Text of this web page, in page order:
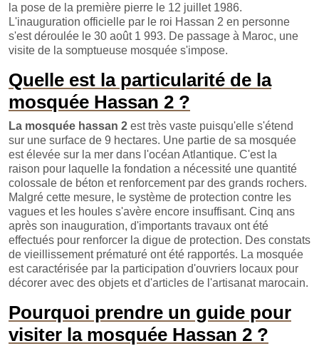
la pose de la première pierre le 12 juillet 1986.
L'inauguration officielle par le roi Hassan 2 en personne
s'est déroulée le 30 août 1 993. De passage à Maroc, une
visite de la somptueuse mosquée s'impose.
Quelle est la particularité de la
mosquée Hassan 2 ?
La mosquée hassan 2 est très vaste puisqu'elle s'étend
sur une surface de 9 hectares. Une partie de sa mosquée
est élevée sur la mer dans l'océan Atlantique. C'est la
raison pour laquelle la fondation a nécessité une quantité
colossale de béton et renforcement par des grands rochers.
Malgré cette mesure, le système de protection contre les
vagues et les houles s'avère encore insuffisant. Cinq ans
après son inauguration, d'importants travaux ont été
effectués pour renforcer la digue de protection. Des constats
de vieillissement prématuré ont été rapportés. La mosquée
est caractérisée par la participation d'ouvriers locaux pour
décorer avec des objets et d'articles de l'artisanat marocain.
Pourquoi prendre un guide pour
visiter la mosquée Hassan 2 ?